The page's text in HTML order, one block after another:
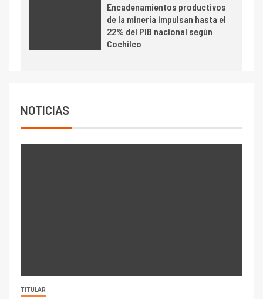
Encadenamientos productivos
de la minería impulsan hasta el
22% del PIB nacional según
Cochilco
NOTICIAS
TITULAR